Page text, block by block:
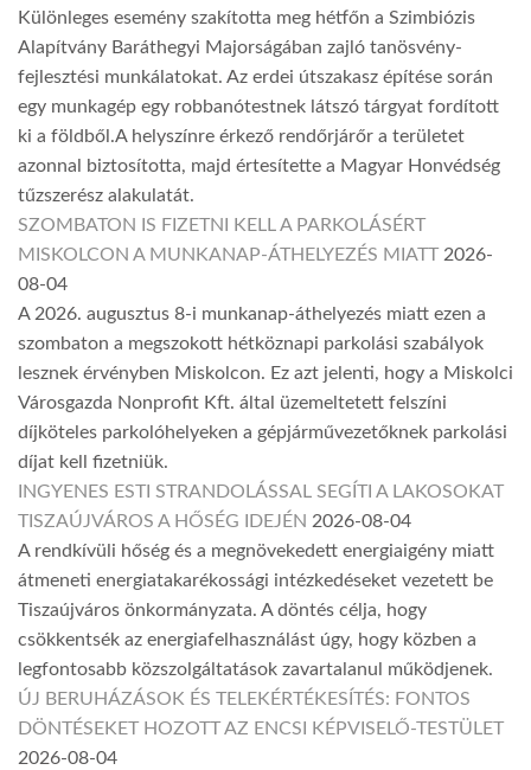
Különleges esemény szakította meg hétfőn a Szimbiózis
Alapítvány Baráthegyi Majorságában zajló tanösvény-
fejlesztési munkálatokat. Az erdei útszakasz építése során
egy munkagép egy robbanótestnek látszó tárgyat fordított
ki a földből.A helyszínre érkező rendőrjárőr a területet
azonnal biztosította, majd értesítette a Magyar Honvédség
tűzszerész alakulatát.
SZOMBATON IS FIZETNI KELL A PARKOLÁSÉRT
MISKOLCON A MUNKANAP-ÁTHELYEZÉS MIATT 2026-
08-04
A 2026. augusztus 8-i munkanap-áthelyezés miatt ezen a
szombaton a megszokott hétköznapi parkolási szabályok
lesznek érvényben Miskolcon. Ez azt jelenti, hogy a Miskolci
Városgazda Nonprofit Kft. által üzemeltetett felszíni
díjköteles parkolóhelyeken a gépjárművezetőknek parkolási
díjat kell fizetniük.
INGYENES ESTI STRANDOLÁSSAL SEGÍTI A LAKOSOKAT
TISZAÚJVÁROS A HŐSÉG IDEJÉN 2026-08-04
A rendkívüli hőség és a megnövekedett energiaigény miatt
átmeneti energiatakarékossági intézkedéseket vezetett be
Tiszaújváros önkormányzata. A döntés célja, hogy
csökkentsék az energiafelhasználást úgy, hogy közben a
legfontosabb közszolgáltatások zavartalanul működjenek.
ÚJ BERUHÁZÁSOK ÉS TELEKÉRTÉKESÍTÉS: FONTOS
DÖNTÉSEKET HOZOTT AZ ENCSI KÉPVISELŐ-TESTÜLET
2026-08-04